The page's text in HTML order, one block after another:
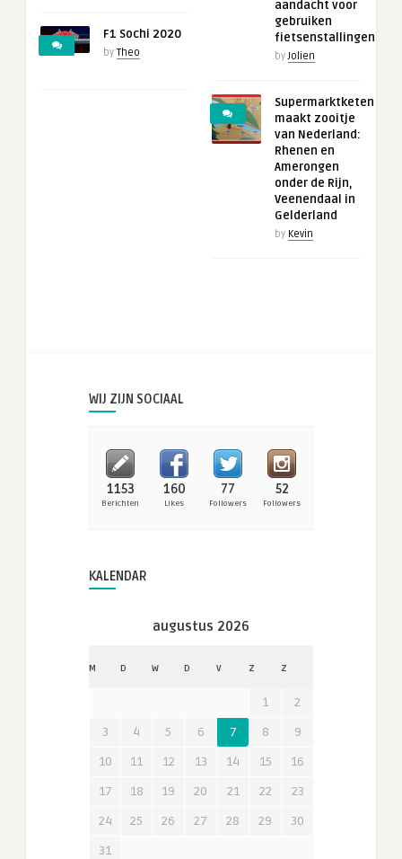
F1 Sochi 2020
by Theo
aandacht voor
gebruiken
fietsenstallingen
by Jolien
Supermarktketen
maakt zooitje
van Nederland:
Rhenen en
Amerongen
onder de Rijn,
Veenendaal in
Gelderland
by Kevin
WIJ ZIJN SOCIAAL
1153
Berichten
160
Likes
77
Followers
52
Followers
KALENDAR
augustus 2026
M D W D V Z Z
1
2
3
4 5 6 7 8
9
10
11 12 13 14 15
16
17
18 19 20 21 22
23
24
25 26 27 28 29
30
31